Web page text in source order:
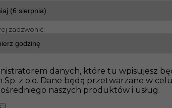
zadzwonić:
danych, które tu wpisujesz
Sp. z o.o. Dane będą przetwarzane w
naszych produktów i usług.